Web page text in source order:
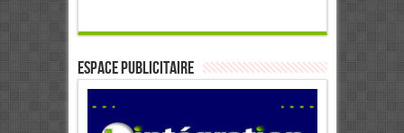
ESPACE PUBLICITAIRE